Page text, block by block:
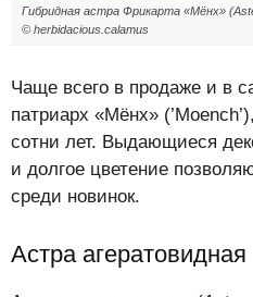
Гибридная астра Фрикарта «Мёнх»
© herbidacious.calamus
Чаще всего в продаже и в
патриарх «Мёнх»
сотни лет. Выдающиеся
и долгое цветение
среди новинок.
Астра агератовидная